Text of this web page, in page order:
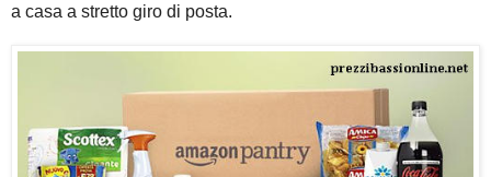
a casa a stretto giro di posta.